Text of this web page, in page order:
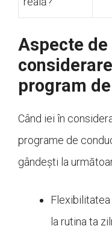
Aspecte de
program
Când iei în
programe de
gândești la
la rutina ta